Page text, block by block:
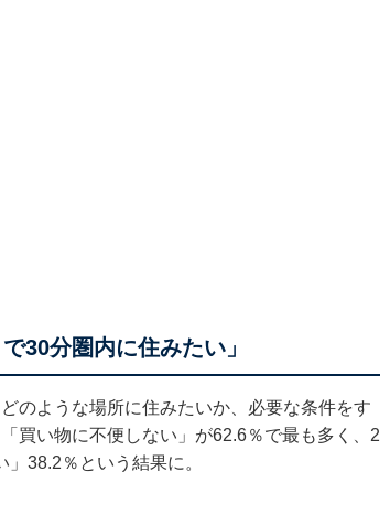
30分圏内に住みたい」
のような場所に住みたいか、必要な条件をす
買い物に不便しない」が62.6％で最も多く、2
38.2％という結果に。